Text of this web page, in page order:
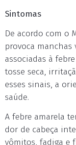
Sintomas
De acordo com o
provoca
associadas à
tosse seca,
esses sinais, a
saúde.
A febre amarela
dor de cabeça
vômitos, fadiga e